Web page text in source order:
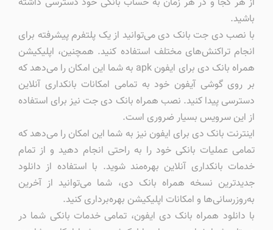
باشید.
با نصب دی جت بانک دی می‌توانید از یک پلتفرم پیشرفته برای
انجام تراکنش‌های مختلف استفاده کنید. همچنین، اپلیکیشن
همراه بانک دی برای ایفون apk به شما این امکان را می‌دهد که
بر روی گوشی آیفون خود به تمامی امکانات بانکداری آنلاین
دسترسی پیدا کنید. نصب همراه بانک دی جت نیز برای استفاده
از این سرویس بسیار ضروری است.
اینترنت بانک دی برای ایفون نیز به شما این امکان را می‌دهد که
تمامی عملیات بانکی خود را به راحتی انجام دهید و از تمام
خدمات بانکداری آنلاین بهره‌مند شوید. با استفاده از دانلود
جدیدترین نسخه همراه بانک دی، شما می‌توانید از آخرین
به‌روزرسانی‌ها و امکانات اپلیکیشن بهره‌برداری کنید.
با دانلود همراه بانک دی ایفون، تمامی خدمات بانکی شما در